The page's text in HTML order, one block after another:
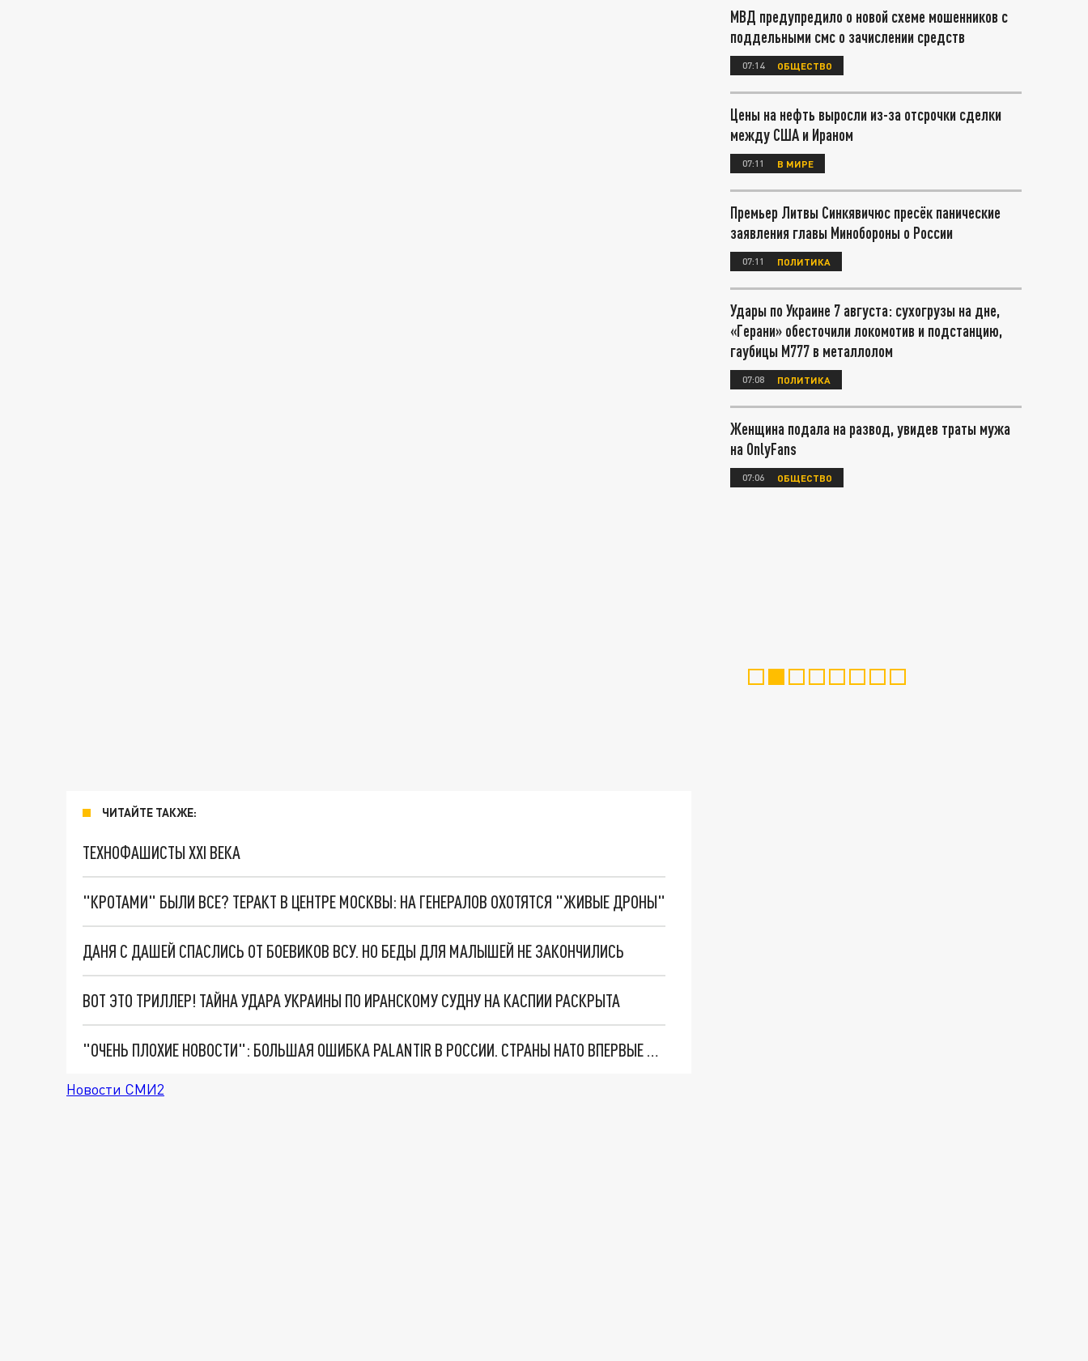
ЧИТАЙТЕ ТАКЖЕ:
ТЕХНОФАШИСТЫ XXI ВЕКА
"КРОТАМИ" БЫЛИ ВСЕ? ТЕРАКТ В ЦЕНТРЕ МОСКВЫ: НА ГЕНЕРАЛОВ ОХОТЯТСЯ "ЖИВЫЕ ДРОНЫ"
ДАНЯ С ДАШЕЙ СПАСЛИСЬ ОТ БОЕВИКОВ ВСУ. НО БЕДЫ ДЛЯ МАЛЫШЕЙ НЕ ЗАКОНЧИЛИСЬ
ВОТ ЭТО ТРИЛЛЕР! ТАЙНА УДАРА УКРАИНЫ ПО ИРАНСКОМУ СУДНУ НА КАСПИИ РАСКРЫТА
"ОЧЕНЬ ПЛОХИЕ НОВОСТИ": БОЛЬШАЯ ОШИБКА PALANTIR В РОССИИ. СТРАНЫ НАТО ВПЕРВЫЕ ЗА СВО ОСТАНОВИЛИ ПОСТАВКИ ОРУЖИЯ. ВСУ ТЕРЯЮТ ПРИГРАНИЧЬЕ?
Новости СМИ2
МВД предупредило о новой схеме мошенников с
поддельными смс о зачислении средств
07:14 ОБЩЕСТВО
Цены на нефть выросли из-за отсрочки сделки
между США и Ираном
07:11 В МИРЕ
Премьер Литвы Синкявичюс пресёк панические
заявления главы Минобороны о России
07:11 ПОЛИТИКА
Удары по Украине 7 августа: сухогрузы на дне,
«Герани» обесточили локомотив и подстанцию,
гаубицы М777 в металлолом
07:08 ПОЛИТИКА
Женщина подала на развод, увидев траты мужа
на OnlyFans
07:06 ОБЩЕСТВО